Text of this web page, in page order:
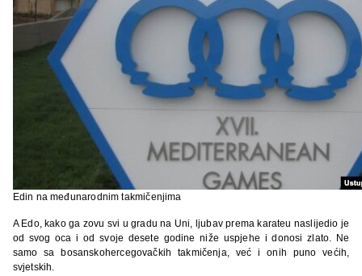
Edin na međunarodnim takmičenjima
A Edo, kako ga zovu svi u gradu na Uni, ljubav prema karateu naslijedio je
od svog oca i od svoje desete godine niže uspjehe i donosi zlato. Ne
samo sa bosanskohercegovačkih takmičenja, već i onih puno većih,
svjetskih.